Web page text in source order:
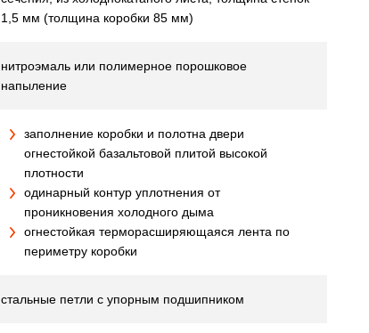
1,5 мм (толщина коробки 85 мм)
нитроэмаль или полимерное порошковое
напыление
заполнение коробки и полотна двери
огнестойкой базальтовой плитой высокой
плотности
одинарный контур уплотнения от
проникновения холодного дыма
огнестойкая терморасширяющаяся лента по
периметру коробки
стальные петли с упорным подшипником